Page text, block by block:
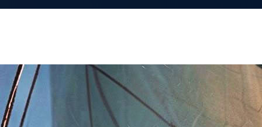
IPNatali
Последний визит:
ПОРТФОЛИО